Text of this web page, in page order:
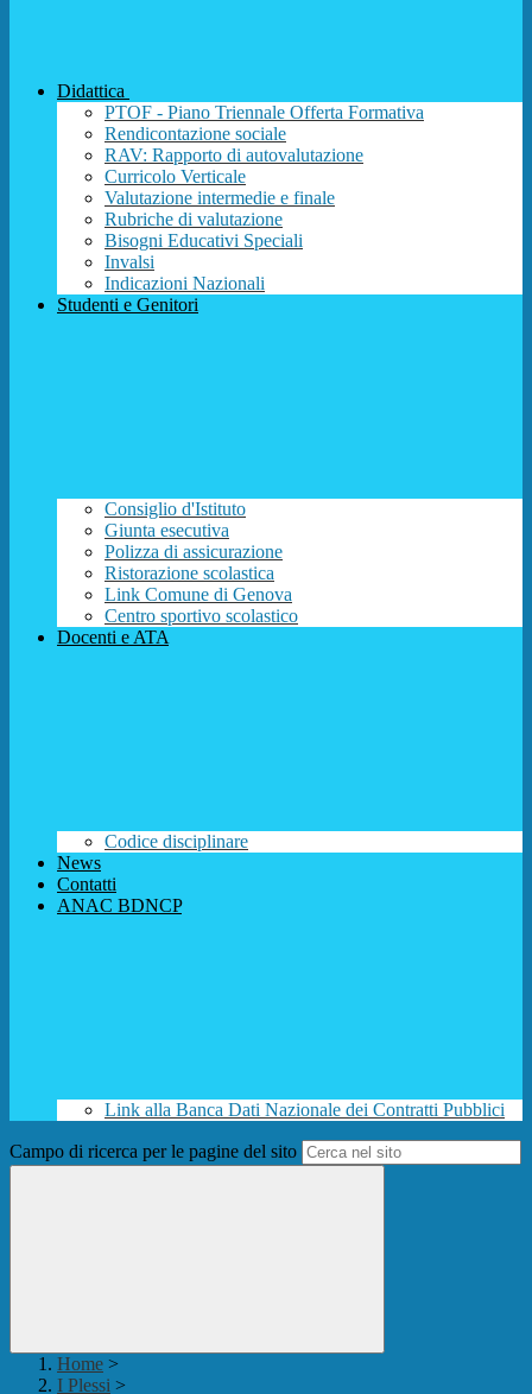
Didattica
PTOF - Piano Triennale Offerta Formativa
Rendicontazione sociale
RAV: Rapporto di autovalutazione
Curricolo Verticale
Valutazione intermedie e finale
Rubriche di valutazione
Bisogni Educativi Speciali
Invalsi
Indicazioni Nazionali
Studenti e Genitori
Consiglio d'Istituto
Giunta esecutiva
Polizza di assicurazione
Ristorazione scolastica
Link Comune di Genova
Centro sportivo scolastico
Docenti e ATA
Codice disciplinare
News
Contatti
ANAC BDNCP
Link alla Banca Dati Nazionale dei Contratti Pubblici
Campo di ricerca per le pagine del sito
Home >
I Plessi >